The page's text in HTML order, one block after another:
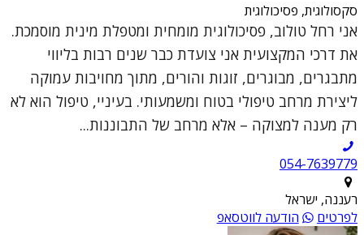
סקסולוגית, פסיכולוגית
אני רחל טולוב, פסיכולוגית מומחית ומטפלת מינית מוסמכת.
את דרכי המקצועית אני צועדת כבר שנים רבות בליווי
מתבגרים, מבוגרים, זוגות והורים, מתוך מחויבות עמוקה
ליצירת מרחב טיפולי בטוח ומשמעותי. בעיניי, טיפול הוא לא
רק מענה למצוקה – אלא מרחב של התבוננות...
054-7639779
רעננה, ישראל
לפרטים
הודעה לווטסאפ